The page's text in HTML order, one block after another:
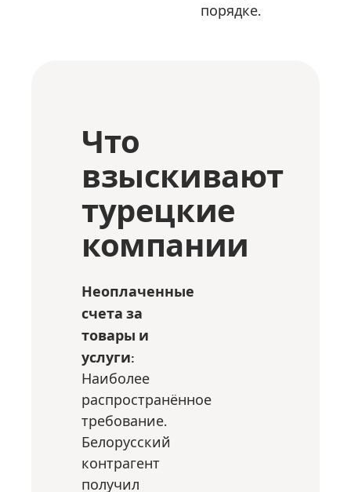
порядке.
Что
взыскивают
турецкие
компании
Неоплаченные
счета за
товары и
услуги:
Наиболее
распространённое
требование.
Белорусский
контрагент
получил